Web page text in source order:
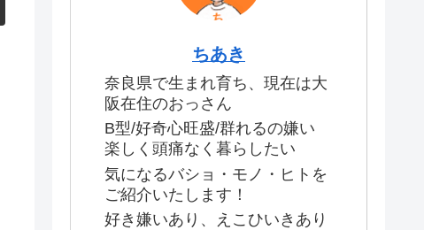
ちあき
奈良県で生まれ育ち、現在は大
阪在住のおっさん
B型/好奇心旺盛/群れるの嫌い
楽しく頭痛なく暮らしたい
気になるバショ・モノ・ヒトを
ご紹介いたします！
好き嫌いあり、えこひいきあり